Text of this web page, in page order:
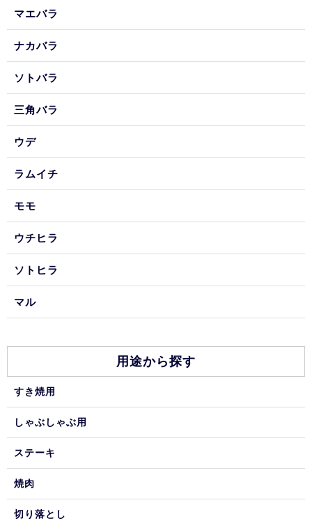
マエバラ
ナカバラ
ソトバラ
三角バラ
ウデ
ラムイチ
モモ
ウチヒラ
ソトヒラ
マル
用途から探す
すき焼用
しゃぶしゃぶ用
ステーキ
焼肉
切り落とし